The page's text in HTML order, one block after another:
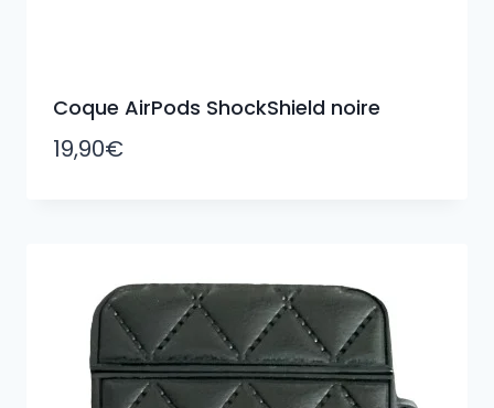
Coque AirPods ShockShield noire
19,90€